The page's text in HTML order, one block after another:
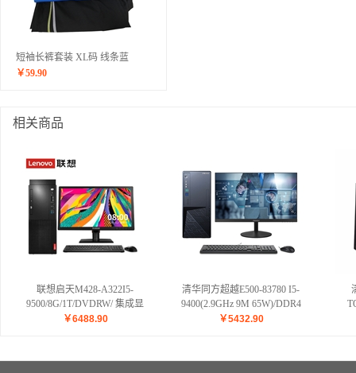
短袖长裤套装 XL码 线条蓝
￥59.90
相关商品
联想启天M428-A322I5-
9500/8G/1T/DVDRW/ 集成显
卡/键盘/ USB光电鼠标/新支点
￥6488.90
清华同方超越E500-83780 I5-
9400(2.9GHz 9M 65W)/DDR4
2666 4G内存/1T台式机硬盘/集
务/19.5显示器
￥5432.90
清华